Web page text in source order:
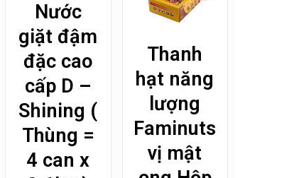
Nước
giặt đậm
đặc cao
cấp D –
Shining (
Thùng =
4 can x
Thanh
hạt năng
lượng
Faminuts
vị mật